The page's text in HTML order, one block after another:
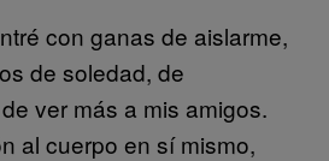
con ganas de aislarme,
de soledad, de
ver más a mis amigos.
al cuerpo en sí mismo,